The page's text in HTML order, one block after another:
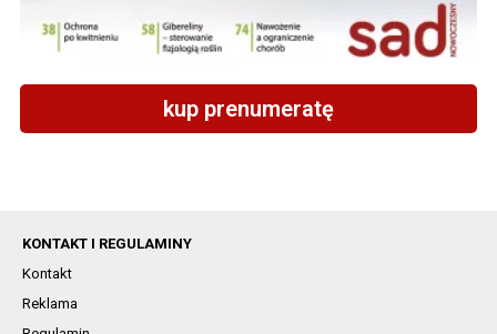
kup prenumeratę
KONTAKT I REGULAMINY
Kontakt
Reklama